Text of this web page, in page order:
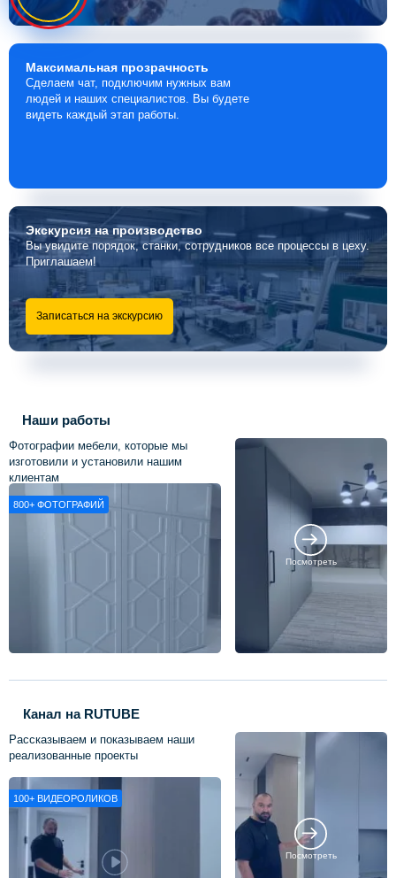
Максимальная прозрачность
Сделаем чат, подключим нужных вам
людей и наших специалистов. Вы будете
видеть каждый этап работы.
Экскурсияна производство
Вы увидите порядок, станки, сотрудников все процессы в цеху.
Приглашаем!
Записаться на экскурсию
Наши работы
Фотографии мебели, которые мы
изготовили и установили нашим
клиентам
800+ ФОТОГРАФИЙ
Посмотреть
Канал на RUTUBE
Рассказываем и показываем наши
реализованные проекты
100+ ВИДЕОРОЛИКОВ
Посмотреть